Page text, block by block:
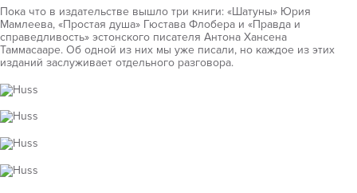
Пока что в издательстве вышло три книги: «Шатуны» Юрия
Мамлеева, «Простая душа» Гюстава Флобера и «Правда и
справедливость» эстонского писателя Антона Хансена
Таммасааре. Об одной из них мы уже писали, но каждое из этих
изданий заслуживает отдельного разговора.